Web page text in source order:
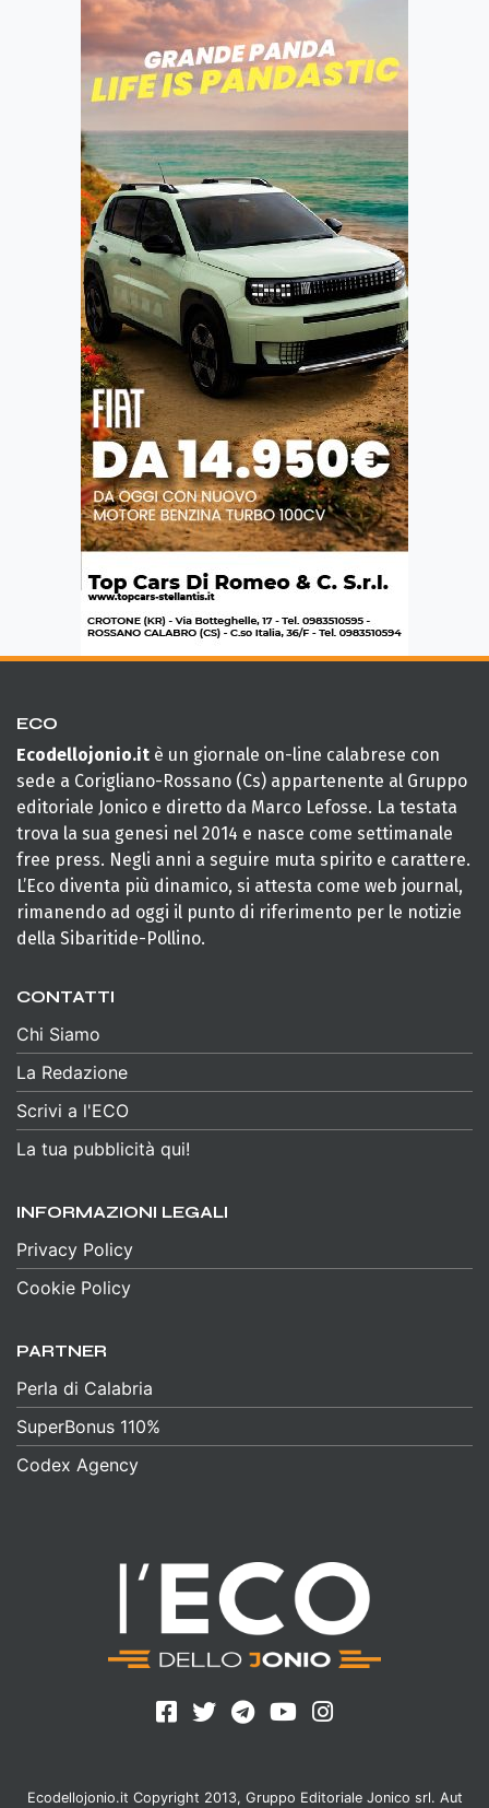
ECO
Ecodellojonio.it è un giornale on-line calabrese con
sede a Corigliano-Rossano (Cs) appartenente al Gruppo
editoriale Jonico e diretto da Marco Lefosse. La testata
trova la sua genesi nel 2014 e nasce come settimanale
free press. Negli anni a seguire muta spirito e carattere.
L’Eco diventa più dinamico, si attesta come web journal,
rimanendo ad oggi il punto di riferimento per le notizie
della Sibaritide-Pollino.
CONTATTI
Chi Siamo
La Redazione
Scrivi a l'ECO
La tua pubblicità qui!
INFORMAZIONI LEGALI
Privacy Policy
Cookie Policy
PARTNER
Perla di Calabria
SuperBonus 110%
Codex Agency
Ecodellojonio.it Copyright 2013, Gruppo Editoriale Jonico srl. Aut